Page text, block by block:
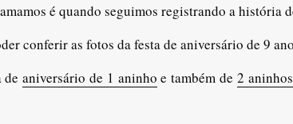
é quando seguimos registrando a história
conferir as fotos da festa de aniversário de 9
deaniversário de 1 aninho e também de 2